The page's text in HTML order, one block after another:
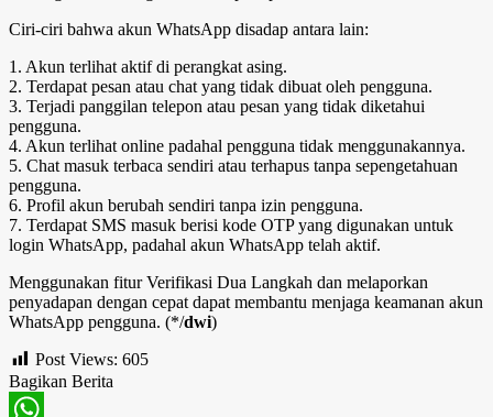
Ciri-ciri bahwa akun WhatsApp disadap antara lain:
1. Akun terlihat aktif di perangkat asing.
2. Terdapat pesan atau chat yang tidak dibuat oleh pengguna.
3. Terjadi panggilan telepon atau pesan yang tidak diketahui
pengguna.
4. Akun terlihat online padahal pengguna tidak menggunakannya.
5. Chat masuk terbaca sendiri atau terhapus tanpa sepengetahuan
pengguna.
6. Profil akun berubah sendiri tanpa izin pengguna.
7. Terdapat SMS masuk berisi kode OTP yang digunakan untuk
login WhatsApp, padahal akun WhatsApp telah aktif.
Menggunakan fitur Verifikasi Dua Langkah dan melaporkan
penyadapan dengan cepat dapat membantu menjaga keamanan akun
WhatsApp pengguna. (*/dwi)
Post Views: 605
Bagikan Berita